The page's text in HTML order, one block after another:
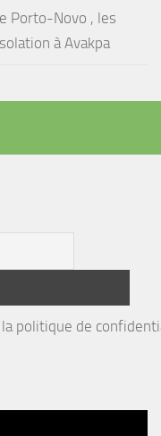
Porto-Novo , les
à Avakpa
politique de